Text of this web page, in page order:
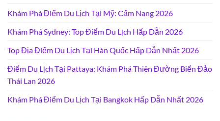
Khám Phá Điểm Du Lịch Tại Mỹ: Cẩm Nang 2026
Khám Phá Sydney: Top Điểm Du Lịch Hấp Dẫn 2026
Top Địa Điểm Du Lịch Tại Hàn Quốc Hấp Dẫn Nhất 2026
Điểm Du Lịch Tại Pattaya: Khám Phá Thiên Đường Biển Đảo
Thái Lan 2026
Khám Phá Điểm Du Lịch Tại Bangkok Hấp Dẫn Nhất 2026